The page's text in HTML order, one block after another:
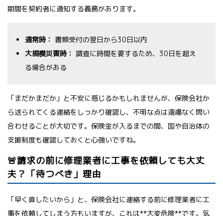
期間を契約者に通知する義務があります。
通常時： 書類受付の翌日から30日以内
大規模災害時： 調査に時間を要するため、30日を超え
る場合がある
「まだかまだか」と不安に感じるかもしれませんが、保険会社か
ら送られてくる連絡をしっかり確認し、不明な点は遠慮なく問い
合わせることが大切です。保険金が入るまでの間、国や自治体の
支援制度も確認しておくと心強いですね。
🚨請求の前に修理業者に工事を依頼しても大丈
夫？「待つべき」理由
「早く直したいから」と、保険会社に連絡する前に修理業者に工
事を依頼してしまう方もいますが、これは**大変危険**です。気